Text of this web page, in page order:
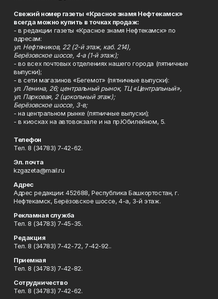
Свежий номер газеты «Красное знамя Нефтекамск»
всегда можно купить в точках продаж:
- в редакции газеты «Красное знамя Нефтекамск» по
адресам:
ул. Нефтяников, 22 (2-й этаж, каб. 214),
Берёзовское шоссе, 4-а (1-й этаж);
- во всех почтовых отделениях нашего города (пятничные
выпуски);
- в сети магазинов «Бегемот» (пятничные выпуски):
ул. Ленина, 26; центральный рынок, ТЦ «Центральный»,
ул. Парковая, 2 (цокольный этаж);
Берёзовское шоссе, 3-в;
- на центральном рынке (пятничные выпуски);
- в киосках на автовокзале и на пр.Юбилейном, 5.
Телефон
Тел. 8 (34783) 7-42-62.
Эл. почта
kzgazeta@mail.ru
Адрес
Адрес редакции: 452688, Республика Башкортостан, г.
Нефтекамск, Берёзовское шоссе, 4-а, 3-й этаж.
Рекламная служба
Тел. 8 (34783) 7-45-35.
Редакция
Тел. 8 (34783) 7-42-72, 7-42-92..
Приемная
Тел. 8 (34783) 7-42-82.
Сотрудничество
Тел. 8 (34783) 7-42-62.